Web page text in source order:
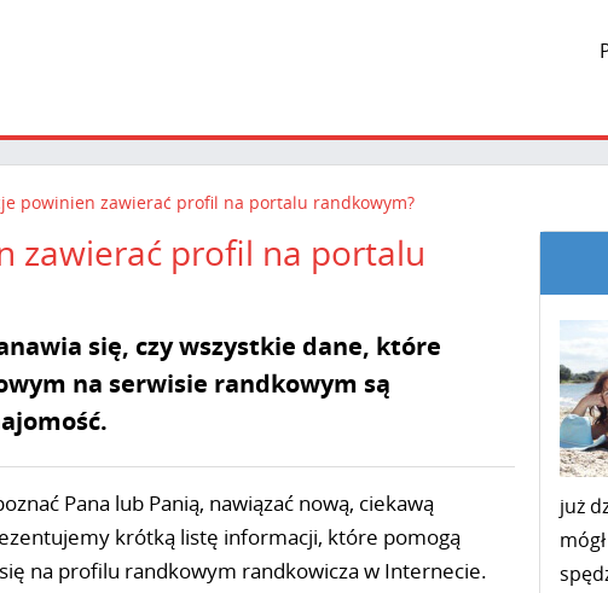
powinien zawierać profil na portalu randkowym?
zawierać profil na portalu
się, czy wszystkie dane, które
na serwisie randkowym są
Pana lub Panią, nawiązać nową, ciekawą
krótką listę informacji, które pomogą
na profilu randkowym randkowicza w Internecie.
już